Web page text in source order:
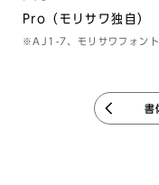
Pro（モリサワ独自）
※AJ1-7、モリサワフォン
書